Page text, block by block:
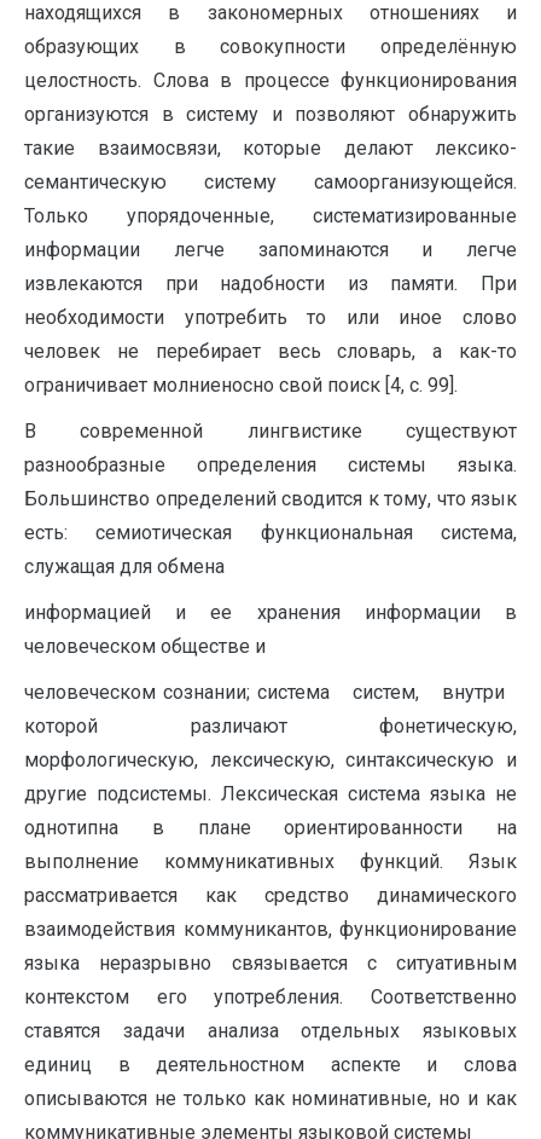
находящихся в закономерных отношениях и
образующих в совокупности определённую
целостность. Слова в процессе функционирования
организуются в систему и позволяют обнаружить
такие взаимосвязи, которые делают лексико-
семантическую систему самоорганизующейся.
Только упорядоченные, систематизированные
информации легче запоминаются и легче
извлекаются при надобности из памяти. При
необходимости употребить то или иное слово
человек не перебирает весь словарь, а как-то
ограничивает молниеносно свой поиск [4, c. 99].
В современной лингвистике существуют
разнообразные определения системы языка.
Большинство определений сводится к тому, что язык
есть: семиотическая функциональная система,
служащая для обмена
информацией и ее хранения информации в
человеческом обществе и
человеческом сознании; система систем, внутри
которой различают фонетическую,
морфологическую, лексическую, синтаксическую и
другие подсистемы. Лексическая система языка не
однотипна в плане ориентированности на
выполнение коммуникативных функций. Язык
рассматривается как средство динамического
взаимодействия коммуникантов, функционирование
языка неразрывно связывается с ситуативным
контекстом его употребления. Соответственно
ставятся задачи анализа отдельных языковых
единиц в деятельностном аспекте и слова
описываются не только как номинативные, но и как
коммуникативные элементы языковой системы